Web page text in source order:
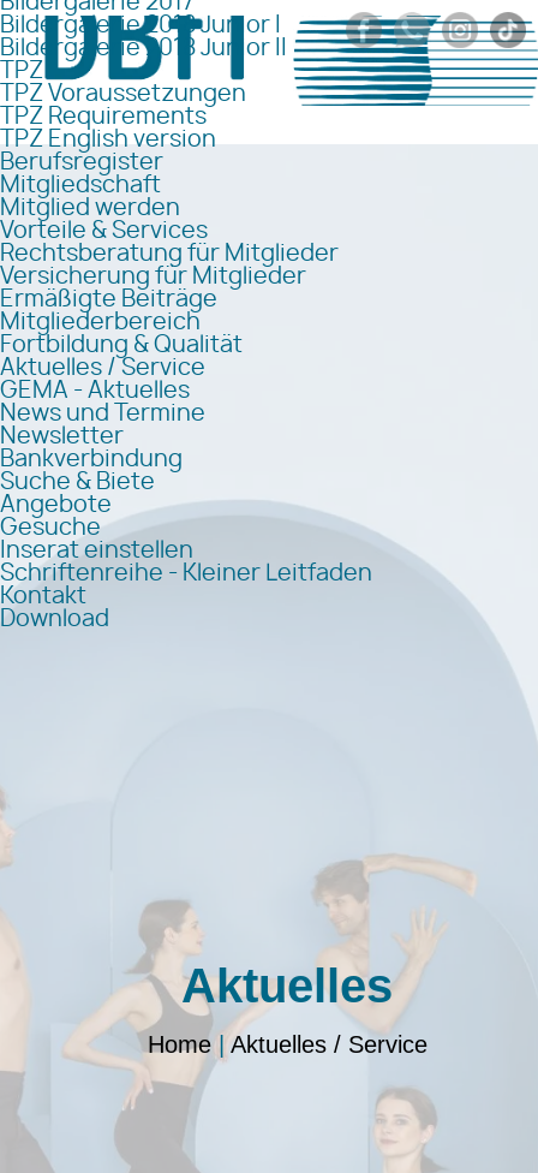
Bildergalerie 2018 Junior I
Bildergalerie 2018 Junior II
TPZ
TPZ Voraussetzungen
TPZ Requirements
TPZ English version
Berufsregister
Mitgliedschaft
Mitglied werden
Vorteile & Services
Rechtsberatung für Mitglieder
Versicherung für Mitglieder
Ermäßigte Beiträge
Mitgliederbereich
Fortbildung & Qualität
Aktuelles / Service
GEMA - Aktuelles
News und Termine
Newsletter
Bankverbindung
Suche & Biete
Angebote
Gesuche
Inserat einstellen
Schriftenreihe - Kleiner Leitfaden
Kontakt
Download
Aktuelles
Home| Aktuelles / Service